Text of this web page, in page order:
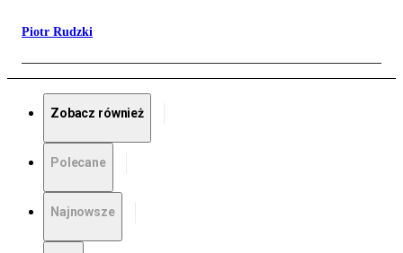
Piotr Rudzki
Zobacz również
Polecane
Najnowsze